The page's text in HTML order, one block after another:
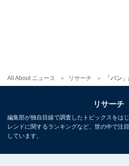
All About ニュース リサーチ
堂々の第1位に輝いたのは「セブ
菓子パンや総菜パンはもちろん
リサーチ
編集部が独自目線で調査したトピックスをは
レンドに関するランキングなど、世の中で注
しています。